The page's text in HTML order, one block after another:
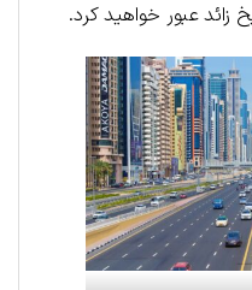
زائد عبور خواهید کرد.